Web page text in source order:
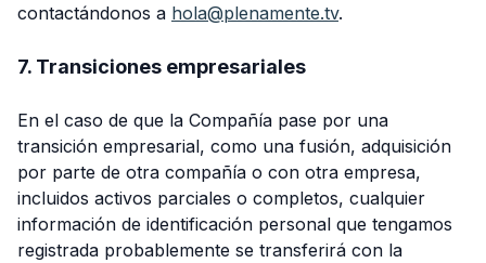
contactándonos a hola@plenamente.tv.
7. Transiciones empresariales
En el caso de que la Compañía pase por una
transición empresarial, como una fusión, adquisición
por parte de otra compañía o con otra empresa,
incluidos activos parciales o completos, cualquier
información de identificación personal que tengamos
registrada probablemente se transferirá con la